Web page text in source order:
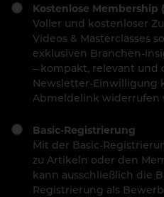
Kostenlose Membership
Voller und kostenloser
Videos & Masterclasses
exklusiven Branchen-
– kompakt, relevant und
Newsletter-Einwilligung
Abmeldelink widerrufen
Basic-Registrierung
Mit der Basic-
zu Artikeln oder den
kann ausschließlich die
Registrierung als